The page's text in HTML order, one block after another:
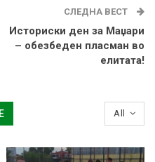
СЛЕДНА ВЕСТ
Историски ден за Маџари
– обезбеден пласман во
елитата!
All